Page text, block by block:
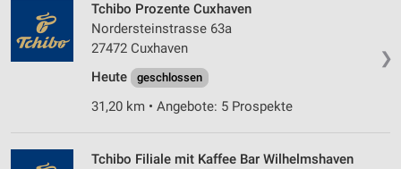
❯
Tchibo Prozente Cuxhaven
Nordersteinstrasse 63a
27472 Cuxhaven
Heute
geschlossen
31,20 km • Angebote: 5 Prospekte
Tchibo Filiale mit Kaffee Bar Wilhelmshaven